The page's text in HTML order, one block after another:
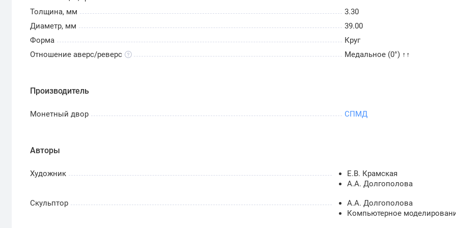
Толщина, мм
3.30
Диаметр, мм
39.00
Форма
Круг
Отношение аверс/реверс
Медальное (0°) ↑↑
Производитель
Монетный двор СПМД
Авторы
Художник
Е.В. Крамская
А.А. Долгополова
Скульптор
А.А. Долгополова
Компьютерное